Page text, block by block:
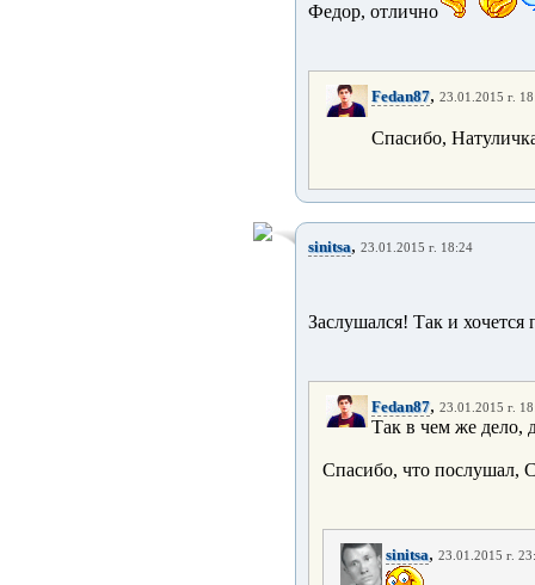
Федор, отлично
Fedan87, 23.01.2015 г.
Спасибо,
sinitsa, 23.01.2015 г. 18:24
Заслушался! Так и
Fedan87, 23.01.2015 г.
Так в чем же дело,
Спасибо, что послушал,
sinitsa, 23.01.2015 г.